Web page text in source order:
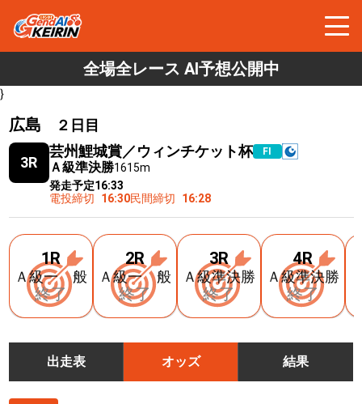
全場全レース AI予想公開中
}
広島 ２日目
3R
芸州鯉城賞／ウィンチケット杯 FⅠ
Ａ級準決勝1615m
発走予定16:33
電投締切
16:30民間締切 16:28
1R
Ａ級一 般
終了
2R
Ａ級一 般
終了
3R
Ａ級準決勝
終了
4R
Ａ級準決勝
終了
出走表 オッズ 結果